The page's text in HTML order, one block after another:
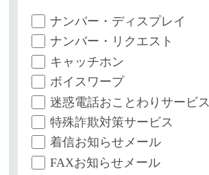
ナンバー・ディスプレイ
ナンバー・リクエスト
キャッチホン
ボイスワープ
迷惑電話おことわりサービス
特殊詐欺対策サービス
着信お知らせメール
FAXお知らせメール